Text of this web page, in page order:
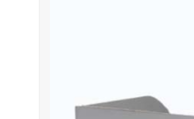
الانقطاع المتكرر لخط الخدمات الكهربائي
الحرب؟ | علي شعيتو إبن بلدة الطيري ووعده بالعودة لزراعة
قراءات ومستجدات ومواقف في لبنان والمنطقة - الجمعة 7-8-2026: مفاوضات متعثّرة في روما؟